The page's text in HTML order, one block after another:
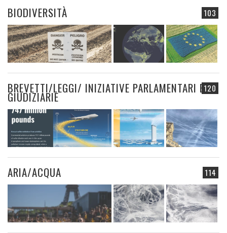
103
BIODIVERSITÀ
120
BREVETTI/LEGGI/ INIZIATIVE PARLAMENTARI E
GIUDIZIARIE
114
ARIA/ACQUA